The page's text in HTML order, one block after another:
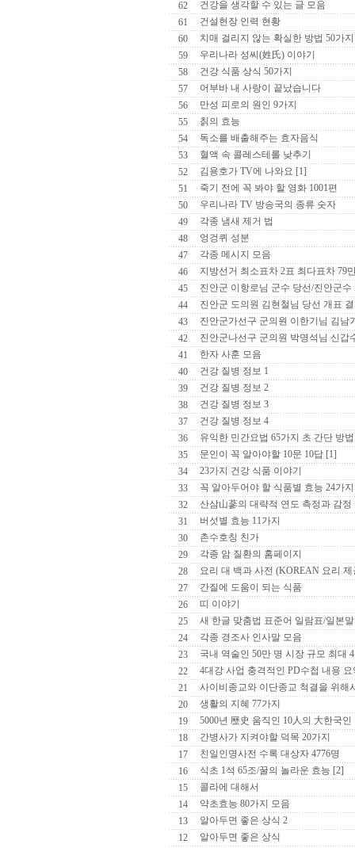
62
건강을 생각할 수 있는 글 모음
61
건설현장 인력 현황
60
치매 걸리지 않는 확실한 방법 50가지
59
우리나라 성씨(姓氏) 이야기
58
건강 식품 상식 50가지
57
어부바 내 사랑이 끝났습니다
56
만성 피로의 원인 9가지
55
칡의 효능
54
독소를 배출해주는 효자음식
53
혈액 속 콜레스테롤 낮추기
52
김용호가 TV에 나와요 [1]
51
죽기 전에 꼭 봐야 할 영화 1001편
50
우리나라 TV 방송국의 종류 숫자
49
각종 냄새 제거 법
48
엉겅퀴 성분
47
각종 메시지 모음
46
지방선거 최소표차 2표 최다표차 79
45
진안군 이항로님 군수 당선/진안군수
44
진안군 도의원 김현철님 당선 개표
43
진안군가선구 군의원 이한기님 김남
42
진안군나선구 군의원 박명석님 신갑
41
한자 사훈 모음
40
건강 질병 정보 1
39
건강 질병 정보 2
38
건강 질병 정보 3
37
건강 질병 정보 4
36
유익한 민간요법 65가지 초 간단 방법
35
문인이 꼭 알아야할 10문 10답 [1]
34
23가지 건강 식품 이야기
33
꼭 알아두어야 할 식품별 효능 24가지
32
산삼山蔘의 대략적 연도 측정과 감정
31
버섯별 효능 11가지
30
촌수호칭 친가
29
각종 암 질환의 홈페이지
28
요리 대 백과 사전 (KOREAN 요리 제
27
간질에 도움이 되는 식품
26
띠 이야기
25
새 한글 맞춤법 표준어 일람표/일본
24
각종 경조사 인사말 모음
23
국내 역술인 50만 명 시장 규모 최대
22
4대강 사업 충격적인 PD수첩 내용
21
사이비종교와 이단종교 척결을 위해
20
생활의 지혜 77가지
19
5000년 歷史 움직인 10人의 大한국인
18
간병사가 지켜야할 덕목 20가지
17
친일인명사전 수록 대상자 4776명
16
식초 1석 65조/꿀의 놀라운 효능 [2]
15
콜라에 대해서
14
약초효능 80가지 모음
13
알아두면 좋은 상식 2
12
알아두면 좋은 상식